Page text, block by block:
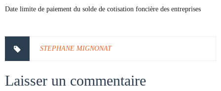
Date limite de paiement du solde de cotisation foncière des entreprises
STEPHANE MIGNONAT
Laisser un commentaire